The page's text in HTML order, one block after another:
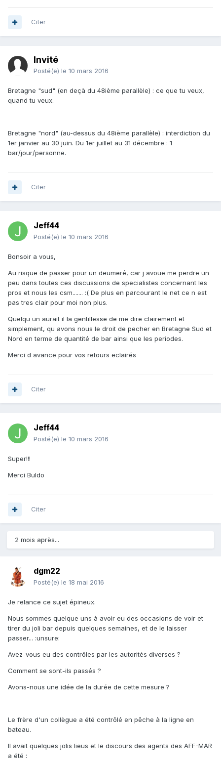
Citer
Invité
Posté(e) le 10 mars 2016
Bretagne "sud" (en deçà du 48ième parallèle) : ce que tu veux,
quand tu veux.
Bretagne "nord" (au-dessus du 48ième parallèle) : interdiction du
1er janvier au 30 juin. Du 1er juillet au 31 décembre : 1
bar/jour/personne.
Citer
Jeff44
Posté(e) le 10 mars 2016
Bonsoir a vous,
Au risque de passer pour un deumeré, car j avoue me perdre un
peu dans toutes ces discussions de specialistes concernant les
pros et nous les csm....... :( De plus en parcourant le net ce n est
pas tres clair pour moi non plus.
Quelqu un aurait il la gentillesse de me dire clairement et
simplement, qu avons nous le droit de pecher en Bretagne Sud et
Nord en terme de quantité de bar ainsi que les periodes.
Merci d avance pour vos retours eclairés
Citer
Jeff44
Posté(e) le 10 mars 2016
Super!!!
Merci Buldo
Citer
2 mois après...
dgm22
Posté(e) le 18 mai 2016
Je relance ce sujet épineux.
Nous sommes quelque uns à avoir eu des occasions de voir et
tirer du joli bar depuis quelques semaines, et de le laisser
passer... :unsure:
Avez-vous eu des contrôles par les autorités diverses ?
Comment se sont-ils passés ?
Avons-nous une idée de la durée de cette mesure ?
Le frère d'un collègue a été contrôlé en pêche à la ligne en
bateau.
Il avait quelques jolis lieus et le discours des agents des AFF-MAR
a été :